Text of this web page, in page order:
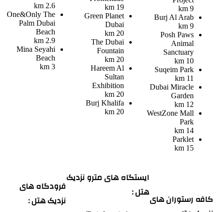
9 km
Burj Al Arab
9 km
Posh Paws
Animal
Sanctuary
10 km
Suqeim Park
11 km
Dubai Miracle
Garden
12 km
WestZone Mall
Park
14 km
Parklet
15 km
19 km
Green Planet
Dubai
20 km
The Dubai
Fountain
20 km
Hareem Al
Sultan
Exhibition
20 km
Burj Khalifa
20 km
2.6 km
One&Only The
Palm Dubai
Beach
2.9 km
Mina Seyahi
Beach
3 km
کافه رستوران های
ایستگاه های مترو نزدیک
هتل :
فرودگاه های
نزدیک هتل :